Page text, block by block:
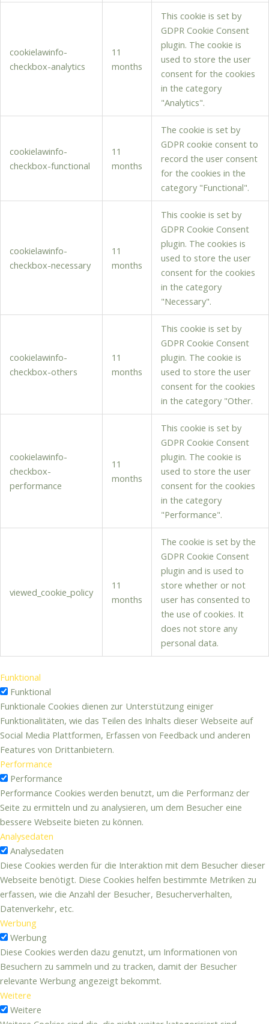
cookielawinfo-
checkbox-analytics
11
months
This cookie is set by
GDPR Cookie Consent
plugin. The cookie is
used to store the user
consent for the cookies
in the category
"Analytics".
cookielawinfo-
checkbox-functional
11
months
The cookie is set by
GDPR cookie consent to
record the user consent
for the cookies in the
category "Functional".
cookielawinfo-
checkbox-necessary
11
months
This cookie is set by
GDPR Cookie Consent
plugin. The cookies is
used to store the user
consent for the cookies
in the category
"Necessary".
cookielawinfo-
checkbox-others
11
months
This cookie is set by
GDPR Cookie Consent
plugin. The cookie is
used to store the user
consent for the cookies
in the category "Other.
cookielawinfo-
checkbox-
performance
11
months
This cookie is set by
GDPR Cookie Consent
plugin. The cookie is
used to store the user
consent for the cookies
in the category
"Performance".
viewed_cookie_policy
11
months
The cookie is set by the
GDPR Cookie Consent
plugin and is used to
store whether or not
user has consented to
the use of cookies. It
does not store any
personal data.
Funktional
Funktional
Funktionale Cookies dienen zur Unterstützung einiger
Funktionalitäten, wie das Teilen des Inhalts dieser Webseite auf
Social Media Plattformen, Erfassen von Feedback und anderen
Features von Drittanbietern.
Performance
Performance
Performance Cookies werden benutzt, um die Performanz der
Seite zu ermitteln und zu analysieren, um dem Besucher eine
bessere Webseite bieten zu können.
Analysedaten
Analysedaten
Diese Cookies werden für die Interaktion mit dem Besucher dieser
Webseite benötigt. Diese Cookies helfen bestimmte Metriken zu
erfassen, wie die Anzahl der Besucher, Besucherverhalten,
Datenverkehr, etc.
Werbung
Werbung
Diese Cookies werden dazu genutzt, um Informationen von
Besuchern zu sammeln und zu tracken, damit der Besucher
relevante Werbung angezeigt bekommt.
Weitere
Weitere